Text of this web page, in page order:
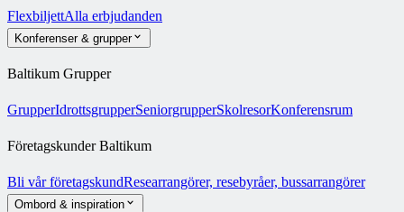
FlexbiljettAlla erbjudanden
Konferenser & grupper
Baltikum Grupper
GrupperIdrottsgrupperSeniorgrupperSkolresorKonferensrum
Företagskunder Baltikum
Bli vår företagskundResearrangörer, resebyråer, bussarrangörer
Ombord & inspiration